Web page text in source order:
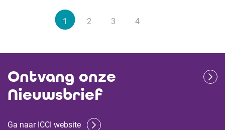
1 2 3 4
Ontvang onze
Nieuwsbrief
Ga naar ICCI website